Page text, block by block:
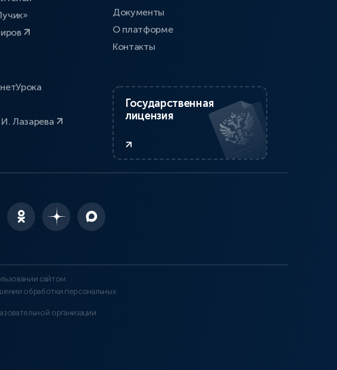
Лазарева
Документы
О платформе
Контакты
Государственная
лицензия
сайтом
обработки персональных
организации